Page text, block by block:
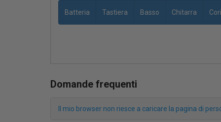
Batteria Tastiera Basso Chitarra
Cori
Domande frequenti
Il mio browser non riesce a caricare la pagina di